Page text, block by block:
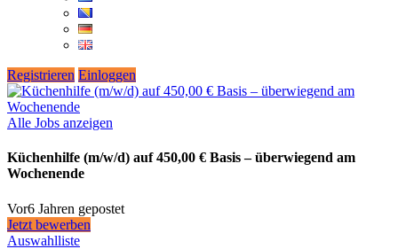
Registrieren Einloggen
Alle Jobs anzeigen
Küchenhilfe (m/w/d) auf 450,00 € Basis – überwiegend am
Wochenende
Vor6 Jahren gepostet
Jetzt bewerben
Auswahlliste